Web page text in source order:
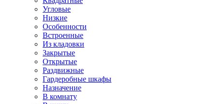
Угловые
Низкие
Особенности
Встроенные
Из кладовки
Закрытые
Открытые
Раздвижные
Гардеробные шкафы
Назначение
В комнату